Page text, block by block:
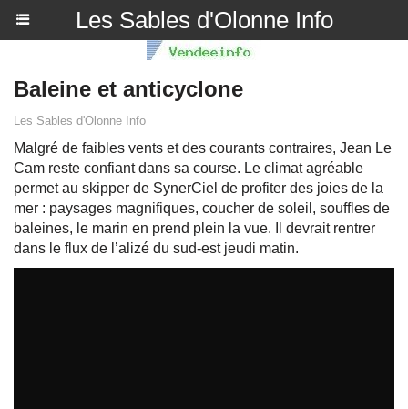
Les Sables d'Olonne Info
Baleine et anticyclone
Les Sables d'Olonne Info
Malgré de faibles vents et des courants contraires, Jean Le
Cam reste confiant dans sa course. Le climat agréable
permet au skipper de SynerCiel de profiter des joies de la
mer : paysages magnifiques, coucher de soleil, souffles de
baleines, le marin en prend plein la vue. Il devrait rentrer
dans le flux de l’alizé du sud-est jeudi matin.